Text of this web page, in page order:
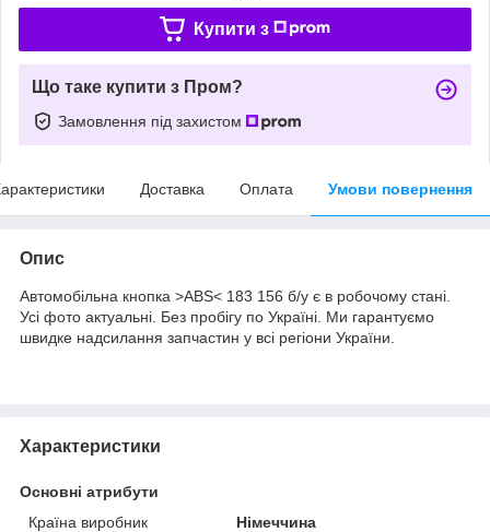
Купити з
Що таке купити з Пром?
Замовлення під захистом
Доставка Оплата Умови повернення
Опис
Автомобільна кнопка >ABS< 183 156 б/у є в робочому стані.
Усі фото актуальні. Без пробігу по Україні. Ми гарантуємо
швидке надсилання запчастин у всі регіони України.
Характеристики
Основні атрибути
Країна виробник
Німеччина